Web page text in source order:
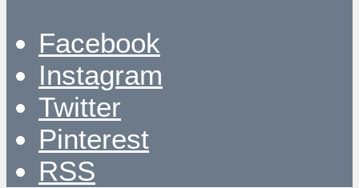
Facebook
Instagram
Twitter
Pinterest
RSS